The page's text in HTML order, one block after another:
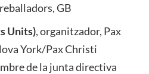
GB
Units), organitzador, Pax
York/Pax Christi
de la junta directiva